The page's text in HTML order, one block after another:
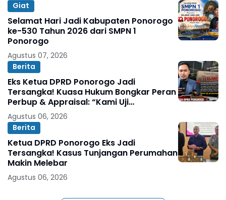
Giat
Selamat Hari Jadi Kabupaten Ponorogo
ke-530 Tahun 2026 dari SMPN 1
Ponorogo
Agustus 07, 2026
Berita
Eks Ketua DPRD Ponorogo Jadi
Tersangka! Kuasa Hukum Bongkar Peran
Perbup & Appraisal: “Kami Uji
Prosesnya”
Agustus 06, 2026
Berita
Ketua DPRD Ponorogo Eks Jadi
Tersangka! Kasus Tunjangan Perumahan
Makin Melebar
Agustus 06, 2026